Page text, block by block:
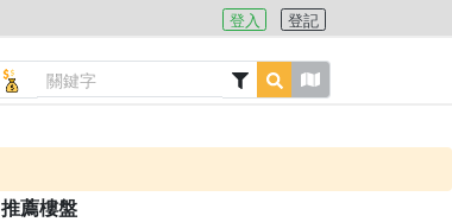
登入 登記
推薦樓盤